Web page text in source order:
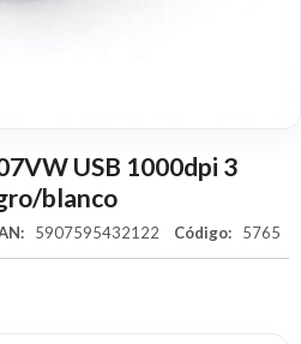
USB 1000dpi 3
blanco
5907595432122 Código: 5765